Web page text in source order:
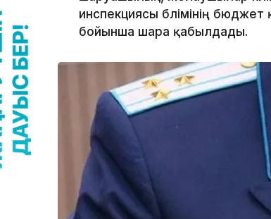
инспекциясы бөлімінің
бойынша шара қабылдады.